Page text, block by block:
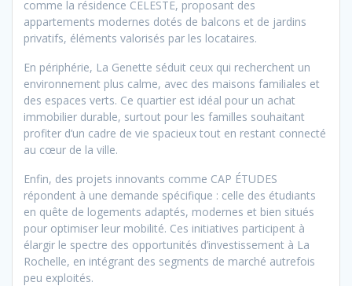
comme la résidence CELESTE, proposant des
appartements modernes dotés de balcons et de jardins
privatifs, éléments valorisés par les locataires.
En périphérie, La Genette séduit ceux qui recherchent un
environnement plus calme, avec des maisons familiales et
des espaces verts. Ce quartier est idéal pour un achat
immobilier durable, surtout pour les familles souhaitant
profiter d’un cadre de vie spacieux tout en restant connecté
au cœur de la ville.
Enfin, des projets innovants comme CAP ÉTUDES
répondent à une demande spécifique : celle des étudiants
en quête de logements adaptés, modernes et bien situés
pour optimiser leur mobilité. Ces initiatives participent à
élargir le spectre des opportunités d’investissement à La
Rochelle, en intégrant des segments de marché autrefois
peu exploités.